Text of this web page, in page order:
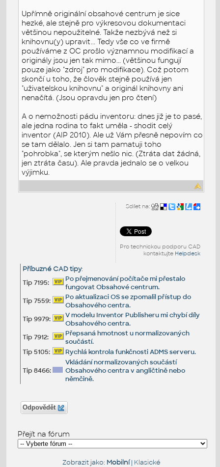
Upřímně originální obsahové centrum je sice
hezké, ale stejně pro výkresovou dokumentaci
většinou nepoužitelné. Takže nezbývá než si
knihovnu(y) upravit... Tedy vše co ve firmě
používáme z OC prošlo významnou modifikací a
originály jsou jen tak mimo... (většinou fungují
pouze jako "zdroj" pro modifikace). Což potom
skončí u toho, že člověk stejně používá jen
"uživatelskou knihovnu" a originál knihovny ani
nenačítá. (Jsou opravdu jen pro čtení)
A o nemožnosti pádu inventoru: dnes již je to pasé,
ale jedna rodina to fakt uměla - shodit celý
inventor (AIP 2010). Ale už Vám přesně nepovím co
se tam dělalo. Jen si tam pamatuji toho
"pohrobka", se kterým nešlo nic. (Ztráta dat žádná,
jen ztráta času). Ale pravda jednalo se o velkou
výjimku.
Sdílet na:
Pro technickou podporu CAD
kontaktujte Helpdesk
Příbuzné CAD tipy:
Tip 7195:
Po přejmenování počítače mi přestalo
fungovat Obsahové centrum.
Tip 7559:
Po aktualizaci OS se zpomalil přístup do
Obsahového centra.
Tip 9979:
V modelu Inventor Publisheru mi chybí díly
Obsahového centra.
Tip 7912:
Přepsaná hmotnost u normalizovaných
součástí.
Tip 5105:
Rychlá kontrola funkčnosti ADMS serveru.
Tip 8466:
Vkládání normalizovaných součástí
Obsahového centra v angličtině nebo
němčině.
Odpovědět
Přejít na fórum
Zobrazit jako: Mobilní| Klasické